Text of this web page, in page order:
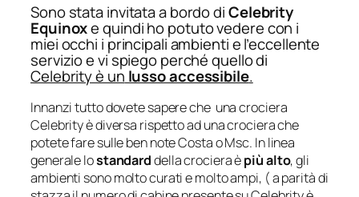
Sono stata invitata a bordo diCelebrity
Equinoxe quindi ho potuto vedere con i
miei occhi i principali ambienti e l’eccellente
servizio e vi spiego perché quello di
Celebrity è un lusso accessibile.
Innanzi tutto dovete sapere che una crociera
Celebrity è diversa rispetto ad una crociera che
potete fare sulle ben note Costa o Msc. In linea
generale lostandarddella crociera èpiù alto, gli
ambienti sono molto curati e molto ampi, ( a parità di